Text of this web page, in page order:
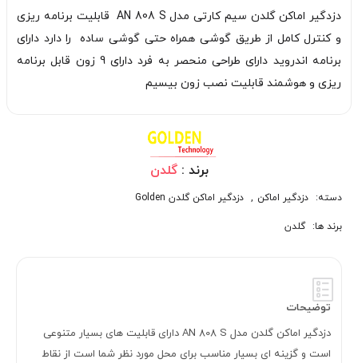
دزدگیر اماکن گلدن سیم کارتی مدل AN 808 S قابلیت برنامه ریزی
و کنترل کامل از طریق گوشی همراه حتی گوشی ساده را دارد دارای
برنامه اندروید دارای طراحی منحصر به فرد دارای 9 زون قابل برنامه
ریزی و هوشمند قابلیت نصب زون بیسیم
برند :گلدن
دسته: دزدگیر اماکن , دزدگیر اماکن گلدن Golden
برند ها: گلدن
توضیحات
دزدگیر اماکن گلدن مدل AN 808 S دارای قابلیت های بسیار متنوعی
است و گزینه ای بسیار مناسب برای محل مورد نظر شما است از نقاط